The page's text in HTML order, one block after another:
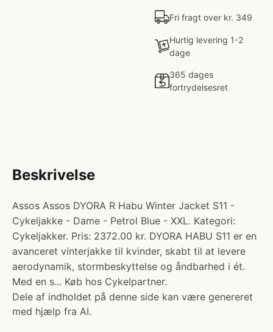
Fri fragt over kr. 349
Hurtig levering 1-2
dage
365 dages
fortrydelsesret
Beskrivelse
Assos Assos DYORA R Habu Winter Jacket S11 -
Cykeljakke - Dame - Petrol Blue - XXL. Kategori:
Cykeljakker. Pris: 2372.00 kr. DYORA HABU S11 er en
avanceret vinterjakke til kvinder, skabt til at levere
aerodynamik, stormbeskyttelse og åndbarhed i ét.
Med en s... Køb hos Cykelpartner.
Dele af indholdet på denne side kan være genereret
med hjælp fra AI.